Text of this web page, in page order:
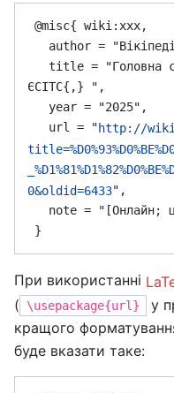
ЄСІТС{,} ",
   url = "
http://
0&oldid=6433",
При використанні
(
\usepackage{url}
у
кращого
буде вказати таке: